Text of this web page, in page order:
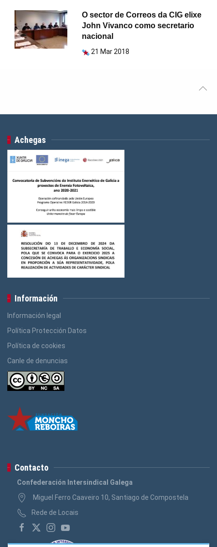
O sector de Correos da CIG elixe
John Vivanco como secretario
nacional
21 Mar 2018
Achegas
Información
Información legal
Política Protección Datos
Política de cookies
Canle de denuncias
Contacto
Confederación Intersindical Galega
Miguel Ferro Caaveiro 10, Santiago de Compostela
Rede de Locais